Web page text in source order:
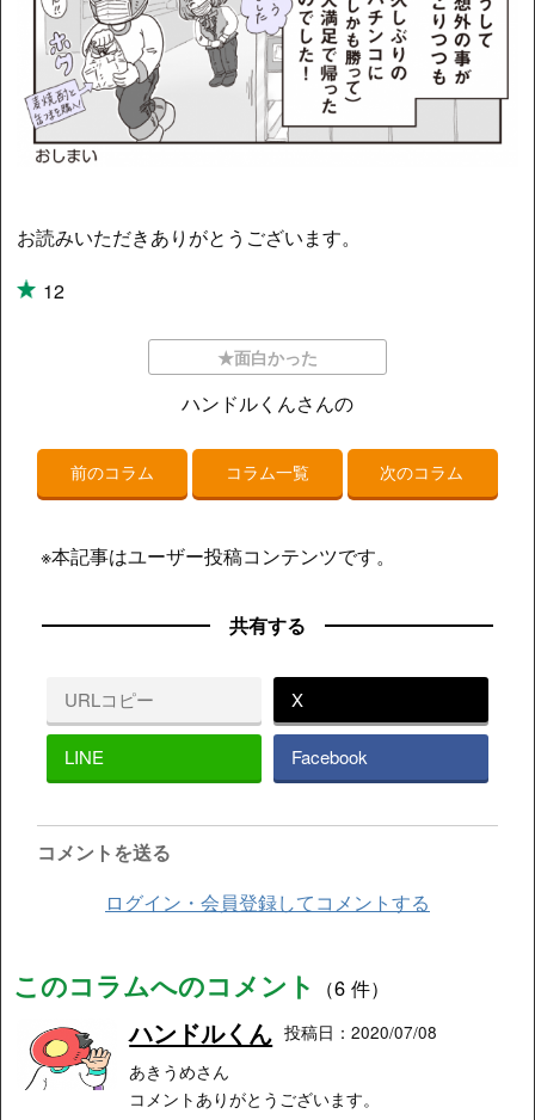
お読みいただきありがとうございます。
12
★面白かった
ハンドルくんさんの
前のコラム コラム一覧 次のコラム
※本記事はユーザー投稿コンテンツです。
共有する
URLコピー X
LINE Facebook
コメントを送る
ログイン・会員登録してコメントする
このコラムへのコメント （6 件）
ハンドルくん 投稿日：2020/07/08
あきうめさん
コメントありがとうございます。